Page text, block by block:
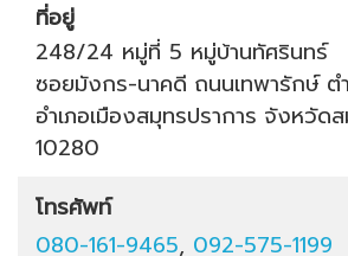
ที่อยู่
248/24 หมู่ที่ 5 หมู่บ้านทัศรินทร์
ซอยมังกร-นาคดี ถนนเทพารักษ์ ต
อำเภอเมืองสมุทรปราการ จังหวัดส
10280
โทรศัพท์
080-161-9465, 092-575-1199